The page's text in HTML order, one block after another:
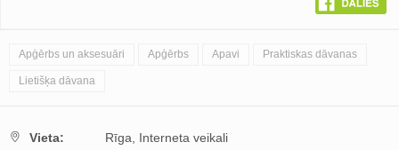
Apģērbs un aksesuāri Apģērbs Apavi Praktiskas dāvanas
Lietišķa dāvana
Vieta: Rīga,
Interneta veikali